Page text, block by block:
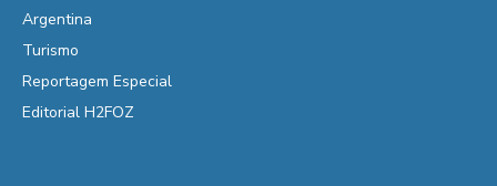
Argentina
Turismo
Reportagem Especial
Editorial H2FOZ